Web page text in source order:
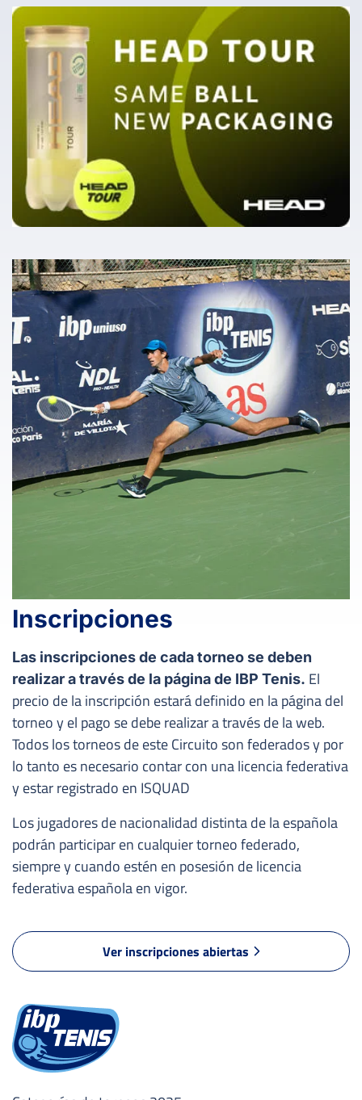
Inscripciones
Las inscripciones de cada torneo se deben
realizar a través de la página de IBP Tenis. El
precio de la inscripción estará definido en la página del
torneo y el pago se debe realizar a través de la web.
Todos los torneos de este Circuito son federados y por
lo tanto es necesario contar con una licencia federativa
y estar registrado en ISQUAD
Los jugadores de nacionalidad distinta de la española
podrán participar en cualquier torneo federado,
siempre y cuando estén en posesión de licencia
federativa española en vigor.
Ver inscripciones abiertas